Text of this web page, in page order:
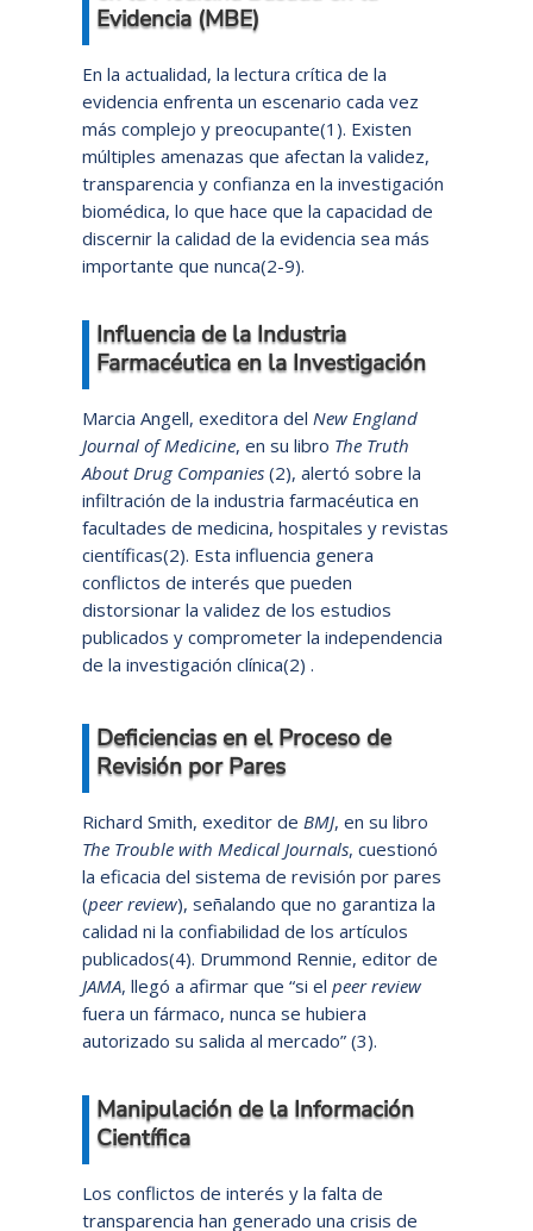
Evidencia (MBE)
En la actualidad, la lectura crítica de la
evidencia enfrenta un escenario cada vez
más complejo y preocupante(1). Existen
múltiples amenazas que afectan la validez,
transparencia y confianza en la investigación
biomédica, lo que hace que la capacidad de
discernir la calidad de la evidencia sea más
importante que nunca(2-9).
Influencia de la Industria
Farmacéutica en la Investigación
Marcia Angell, exeditora delNew England
Journal of Medicine, en su libro The Truth
About Drug Companies (2), alertó sobre la
infiltración de la industria farmacéutica en
facultades de medicina, hospitales y revistas
científicas(2). Esta influencia genera
conflictos de interés que pueden
distorsionar la validez de los estudios
publicados y comprometer la independencia
de la investigación clínica(2) .
Deficiencias en el Proceso de
Revisión por Pares
Richard Smith, exeditor deBMJ, en su libro
The Trouble with Medical Journals, cuestionó
la eficacia del sistema de revisión por pares
(peer review), señalando que no garantiza la
calidad ni la confiabilidad de los artículos
publicados(4). Drummond Rennie, editor de
JAMA, llegó a afirmar que “si elpeer review
fuera un fármaco, nunca se hubiera
autorizado su salida al mercado” (3).
Manipulación de la Información
Científica
Los conflictos de interés y la falta de
transparencia han generado una crisis de